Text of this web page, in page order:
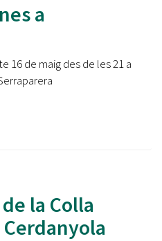
a
16 de maig des de les 21 a
la Colla